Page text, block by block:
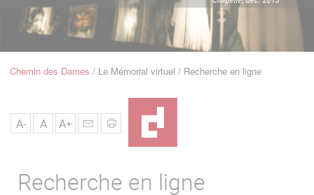
Navigation
Fil
Chemin des Dames Le Mémorial virtuel Recherche en ligne
A- A A+
Recherche en ligne